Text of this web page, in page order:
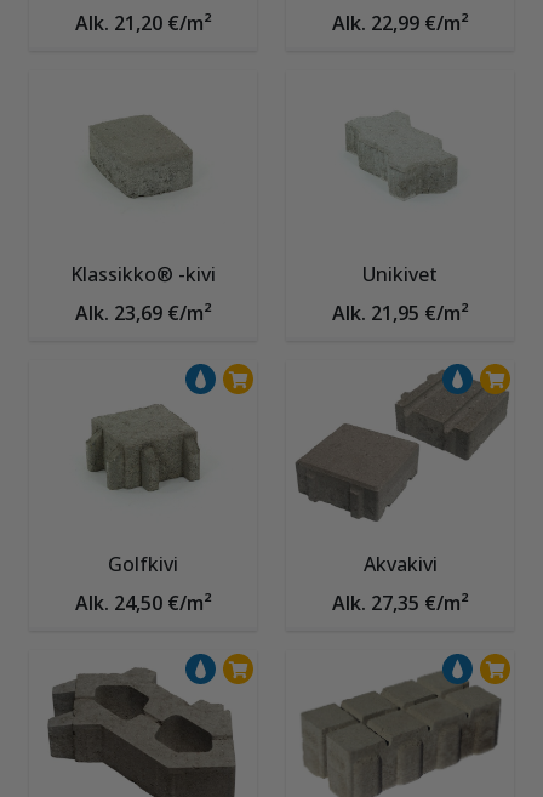
Alk. 21,20 €/m²
Alk. 22,99 €/m²
Klassikko® -kivi
Alk. 23,69 €/m²
Unikivet
Alk. 21,95 €/m²
Golfkivi
Alk. 24,50 €/m²
Akvakivi
Alk. 27,35 €/m²